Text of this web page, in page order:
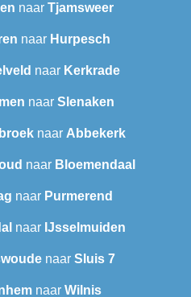
naar Tjamsweer
naar Hurpesch
naar Kerkrade
naar Slenaken
naar Abbekerk
naar Bloemendaal
naar Purmerend
naar IJsselmuiden
naar Sluis 7
naar Wilnis